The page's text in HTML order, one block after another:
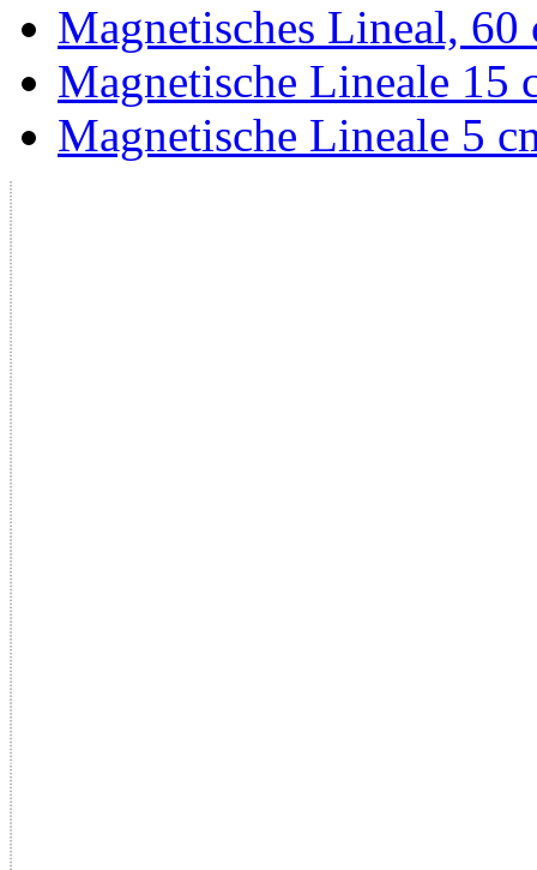
Magnetisches Lineal, 60
Magnetische Lineale 15
Magnetische Lineale 5